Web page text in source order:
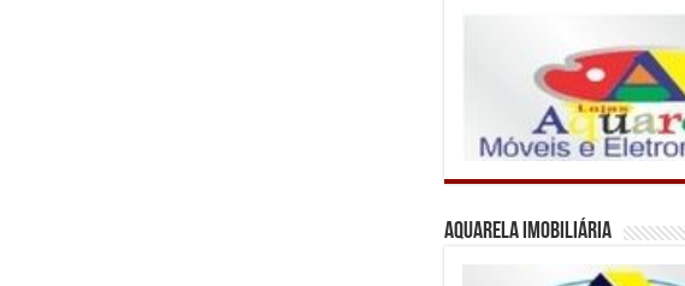
Aquarela Imobiliária